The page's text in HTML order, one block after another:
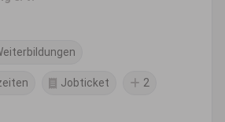
Jobticket 2